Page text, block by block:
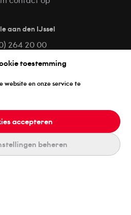
toestemming
website en onze service te
accepteren
beheren
aan den IJssel
264 20 00
aan den IJssel
contact op
Facebook